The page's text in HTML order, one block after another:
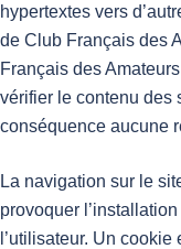
hypertextes vers
de Club Français des
Français des
vérifier le contenu des
conséquence aucune
La navigation sur le
provoquer
l’utilisateur. Un